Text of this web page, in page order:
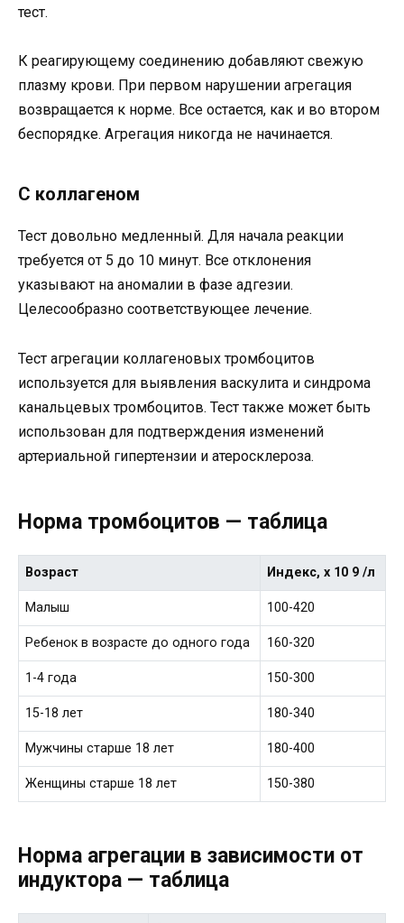
тест.
К реагирующему соединению добавляют свежую
плазму крови. При первом нарушении агрегация
возвращается к норме. Все остается, как и во втором
беспорядке. Агрегация никогда не начинается.
С коллагеном
Тест довольно медленный. Для начала реакции
требуется от 5 до 10 минут. Все отклонения
указывают на аномалии в фазе адгезии.
Целесообразно соответствующее лечение.
Тест агрегации коллагеновых тромбоцитов
используется для выявления васкулита и синдрома
канальцевых тромбоцитов. Тест также может быть
использован для подтверждения изменений
артериальной гипертензии и атеросклероза.
Норма тромбоцитов — таблица
Возраст Индекс, х 10 9 /л
Малыш 100-420
Ребенок в возрасте до одного года 160-320
1-4 года 150-300
15-18 лет 180-340
Мужчины старше 18 лет 180-400
Женщины старше 18 лет 150-380
Норма агрегации в зависимости от
индуктора — таблица